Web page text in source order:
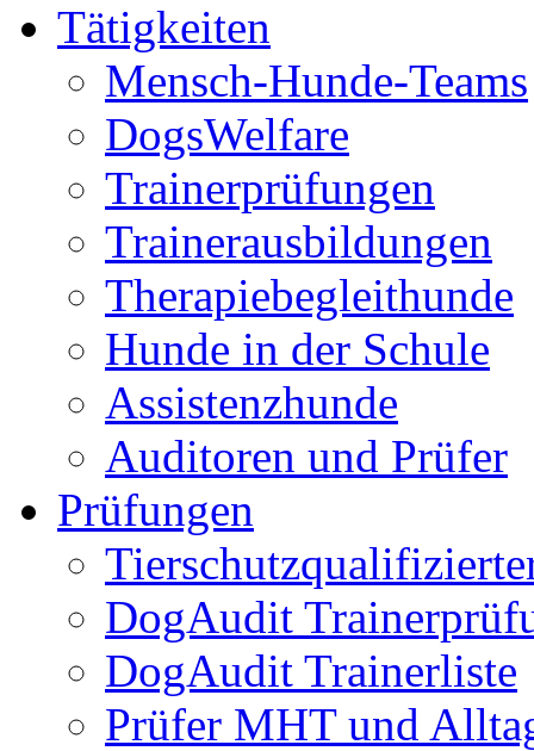
Tätigkeiten
Mensch-Hunde-Teams
DogsWelfare
Trainerprüfungen
Trainerausbildungen
Therapiebegleithunde
Hunde in der Schule
Assistenzhunde
Auditoren und Prüfer
Prüfungen
DogAudit
DogAudit Trainerliste
Prüfer MHT und